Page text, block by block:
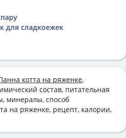
для сладкоежек
котта на ряженке,
состав, питательная
минералы, способ
на ряженке, рецепт, калории,